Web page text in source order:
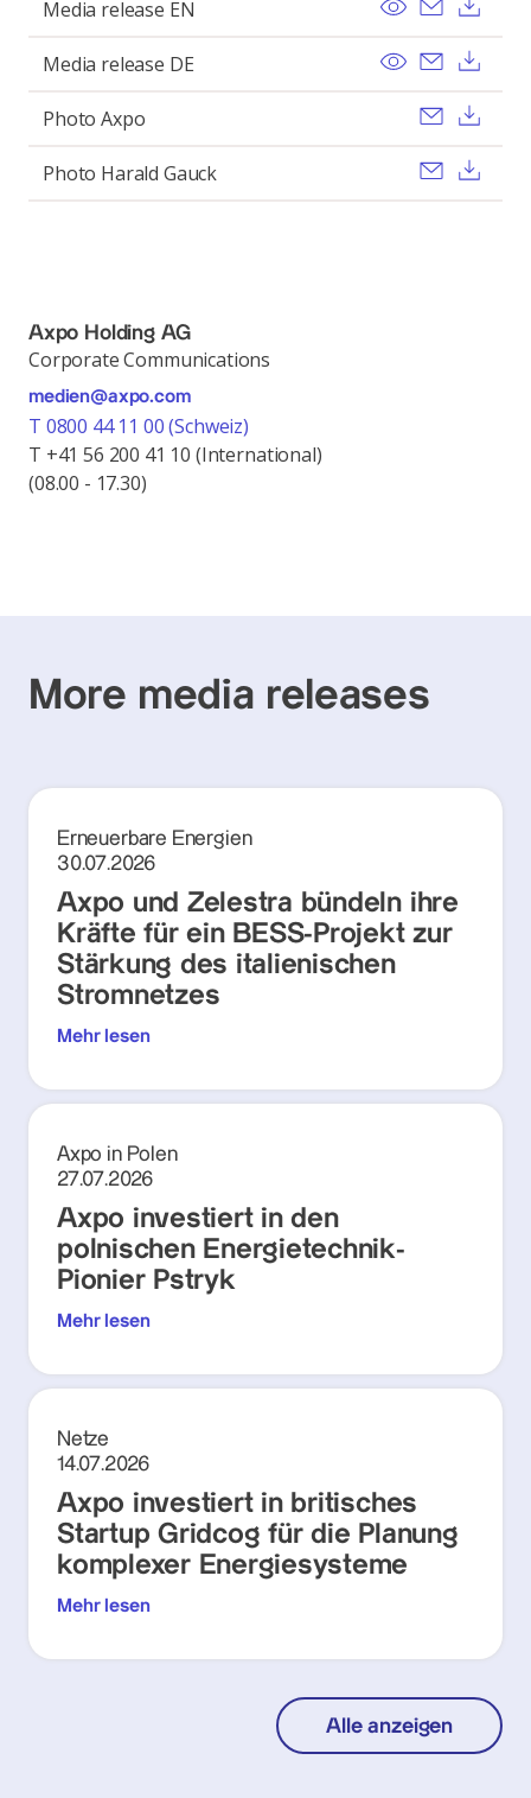
Media release EN
Media release DE View Send
Photo Axpo Send
Photo Harald Gauck Send
Axpo Holding AG
Corporate Communications
medien@axpo.com
T 0800 44 11 00 (Schweiz)
T +41 56 200 41 10 (International)
(08.00 - 17.30)
More media releases
Erneuerbare Energien
30.07.2026
Axpo und Zelestra bündeln ihre
Kräfte für ein BESS-Projekt zur
Stärkung des italienischen
Stromnetzes
Mehr lesen
Axpo in Polen
27.07.2026
Axpo investiert in den
polnischen Energietechnik-
Pionier Pstryk
Mehr lesen
Netze
14.07.2026
Axpo investiert in britisches
Startup Gridcog für die Planung
komplexer Energiesysteme
Mehr lesen
Alle anzeigen